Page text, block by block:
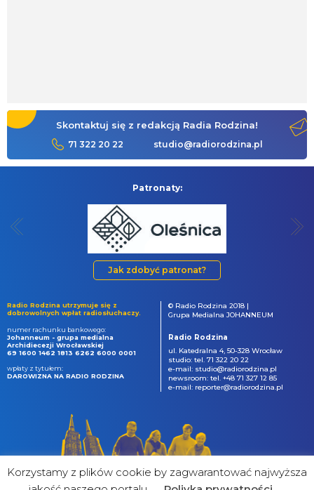
Skontaktuj się z redakcją Radia Rodzina!
71 322 20 22 studio@radiorodzina.pl
Patronaty:
Jak zdobyć patronat?
Radio Rodzina utrzymuje się z
dobrowolnych wpłat radiosłuchaczy.
numer rachunku bankowego:
Johanneum - grupa medialna
Archidiecezji Wrocławskiej
69 1600 1462 1813 6262 6000 0001
wpłaty z tytułem:
DAROWIZNA NA RADIO RODZINA
© Radio Rodzina 2018 |
Grupa Medialna JOHANNEUM
Radio Rodzina
ul. Katedralna 4, 50-328 Wrocław
studio: tel. 71 322 20 22
e-mail: studio@radiorodzina.pl
newsroom: tel. +48 71 327 12 85
e-mail: reporter@radiorodzina.pl
Korzystamy z plików cookie by zagwarantować najwyższa